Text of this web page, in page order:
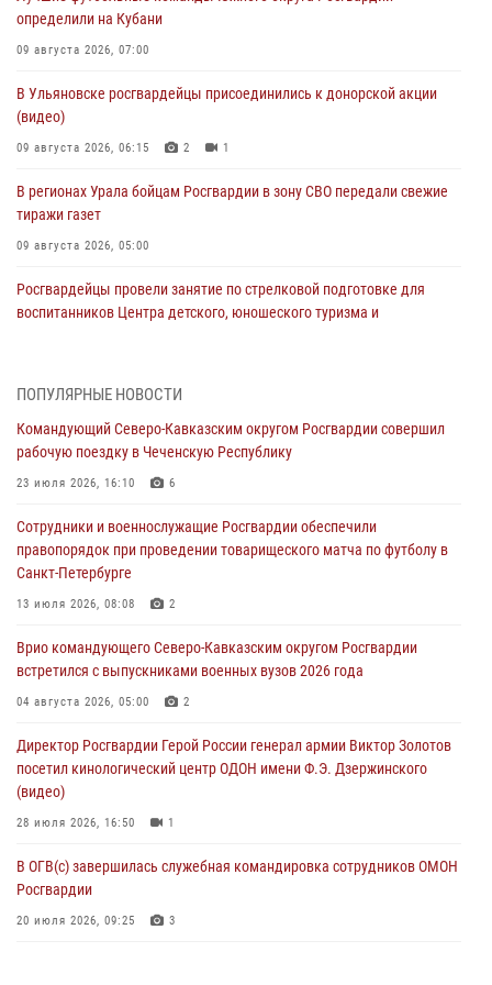
определили на Кубани
09 августа 2026, 07:00
В Ульяновске росгвардейцы присоединились к донорской акции
(видео)
09 августа 2026, 06:15 2 1
В регионах Урала бойцам Росгвардии в зону СВО передали свежие
тиражи газет
09 августа 2026, 05:00
Росгвардейцы провели занятие по стрелковой подготовке для
воспитанников Центра детского, юношеского туризма и
проходит в Сибири
09 августа 2026, 04:00
Поклонной горе в Москве (видео)
08 августа 2026, 14:10 3
В ЛНР росгвардейцы провели тренировку по единоборствам для
08 августа 2026, 13:00 1
Сотрудники Росгвардии присоединились к утренней разминке у
08 августа 2026, 09:29
ПОПУЛЯРНЫЕ НОВОСТИ
Командующий Северо-Кавказским округом Росгвардии совершил
рабочую поездку в Чеченскую Республику
23 июля 2026, 16:10 6
Сотрудники и военнослужащие Росгвардии обеспечили
правопорядок при проведении товарищеского матча по футболу в
Санкт-Петербурге
13 июля 2026, 08:08 2
Врио командующего Северо-Кавказским округом Росгвардии
встретился с выпускниками военных вузов 2026 года
04 августа 2026, 05:00 2
Директор Росгвардии Герой России генерал армии Виктор Золотов
посетил кинологический центр ОДОН имени Ф.Э. Дзержинского
(видео)
28 июля 2026, 16:50 1
В ОГВ(с) завершилась служебная командировка сотрудников ОМОН
Росгвардии
20 июля 2026, 09:25 3